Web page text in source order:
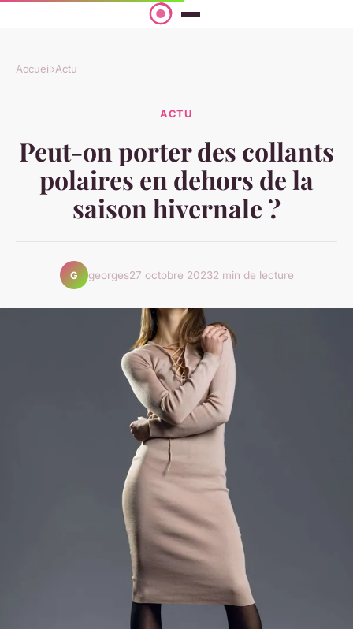
Accueil›Actu
ACTU
Peut-on porter des collants
polaires en dehors de la
saison hivernale ?
G georges27 octobre 20232 min de lecture